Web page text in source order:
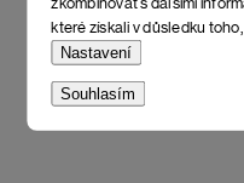
které získali v důsledku
Nastavení
Souhlasím